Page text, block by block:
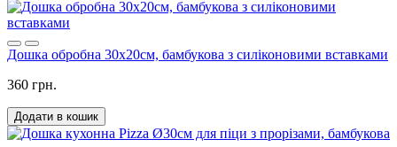
Дошка обробна 30х20см, бамбукова з силіконовими вставками
360 грн.
Додати в кошик